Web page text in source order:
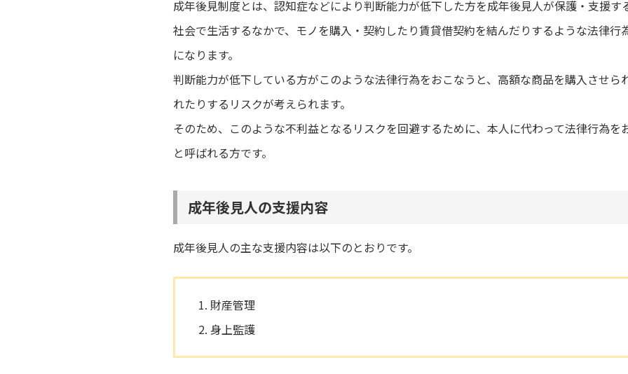
成年後見制度とは、認知症などにより判断能力が低下した方を成年後見人が保護・支援す
社会で生活するなかで、モノを購入・契約したり賃貸借契約を結んだりするような法律行
になります。
判断能力が低下している方がこのような法律行為をおこなうと、高額な商品を購入させら
れたりするリスクが考えられます。
そのため、このような不利益となるリスクを回避するために、本人に代わって法律行為を
と呼ばれる方です。
成年後見人の支援内容
成年後見人の主な支援内容は以下のとおりです。
財産管理
身上監護